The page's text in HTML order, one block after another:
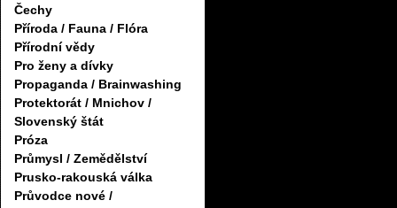
Čechy
Příroda / Fauna / Flóra
Přírodní vědy
Pro ženy a dívky
Propaganda / Brainwashing
Protektorát / Mnichov /
Slovenský štát
Próza
Průmysl / Zemědělství
Prusko-rakouská válka
Průvodce nové /